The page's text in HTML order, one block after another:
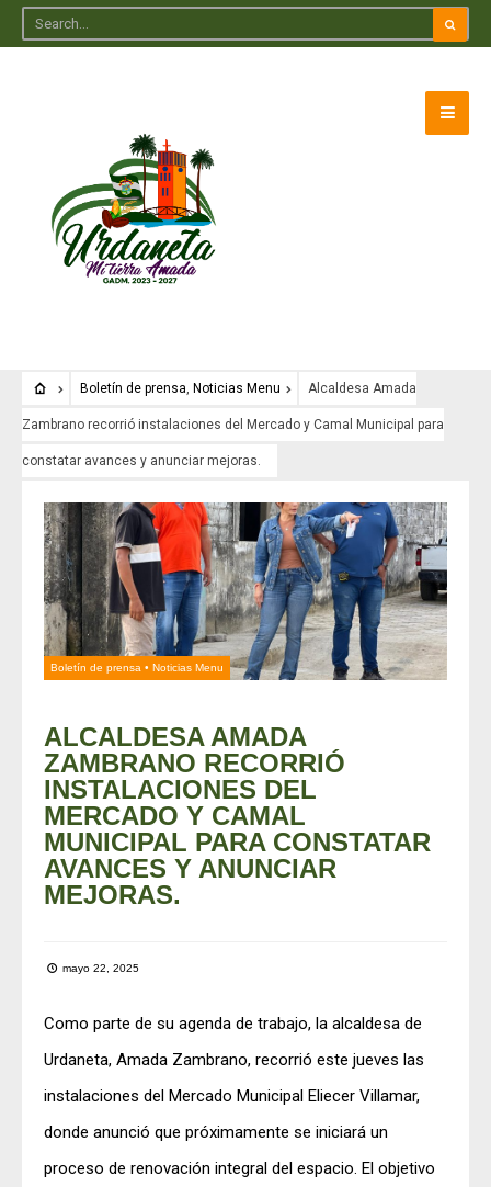
Boletín de prensa, Noticias Menu Alcaldesa Amada
Zambrano recorrió instalaciones del Mercado y Camal Municipal para
constatar avances y anunciar mejoras.
Boletín de prensa • Noticias Menu
ALCALDESA AMADA
ZAMBRANO RECORRIÓ
INSTALACIONES DEL
MERCADO Y CAMAL
MUNICIPAL PARA CONSTATAR
AVANCES Y ANUNCIAR
MEJORAS.
mayo 22, 2025
Como parte de su agenda de trabajo, la alcaldesa de
Urdaneta, Amada Zambrano, recorrió este jueves las
instalaciones del Mercado Municipal Eliecer Villamar,
donde anunció que próximamente se iniciará un
proceso de renovación integral del espacio. El objetivo